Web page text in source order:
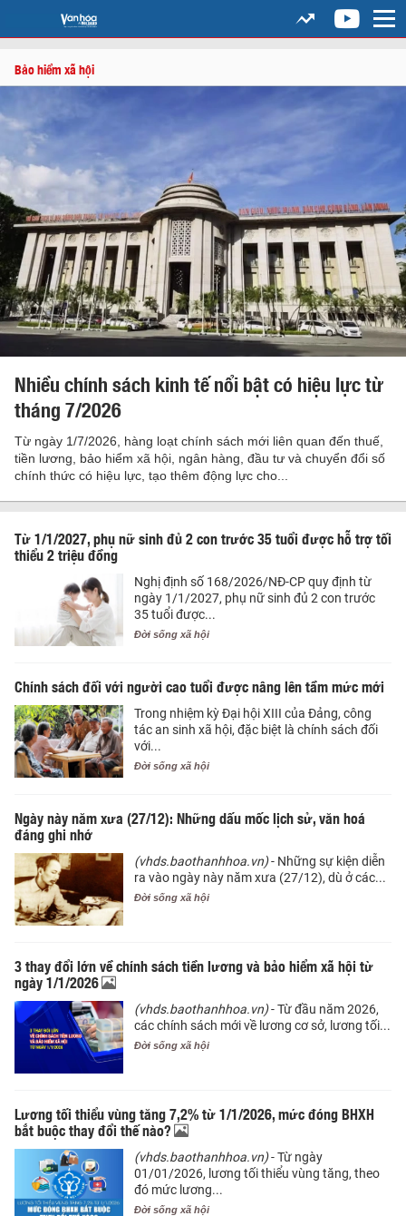
Bảo hiểm xã hội
Nhiều chính sách kinh tế nổi bật có hiệu lực từ
tháng 7/2026
Từ ngày 1/7/2026, hàng loạt chính sách mới liên quan đến thuế,
tiền lương, bảo hiểm xã hội, ngân hàng, đầu tư và chuyển đổi số
chính thức có hiệu lực, tạo thêm động lực cho...
Từ 1/1/2027, phụ nữ sinh đủ 2 con trước 35 tuổi được hỗ trợ tối
thiểu 2 triệu đồng
Nghị định số 168/2026/NĐ-CP quy định từ
ngày 1/1/2027, phụ nữ sinh đủ 2 con trước
35 tuổi được...
Đời sống xã hội
Chính sách đối với người cao tuổi được nâng lên tầm mức mới
Trong nhiệm kỳ Đại hội XIII của Đảng, công
tác an sinh xã hội, đặc biệt là chính sách đối
với...
Đời sống xã hội
Ngày này năm xưa (27/12): Những dấu mốc lịch sử, văn hoá
đáng ghi nhớ
(vhds.baothanhhoa.vn)- Những sự kiện diễn
ra vào ngày này năm xưa (27/12), dù ở các...
Đời sống xã hội
3 thay đổi lớn về chính sách tiền lương và bảo hiểm xã hội từ
ngày 1/1/2026
(vhds.baothanhhoa.vn)- Từ đầu năm 2026,
các chính sách mới về lương cơ sở, lương tối...
Đời sống xã hội
Lương tối thiểu vùng tăng 7,2% từ 1/1/2026, mức đóng BHXH
bắt buộc thay đổi thế nào?
(vhds.baothanhhoa.vn)- Từ ngày
01/01/2026, lương tối thiểu vùng tăng, theo
đó mức lương...
Đời sống xã hội